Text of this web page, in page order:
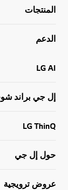
المنتجات
الدعم
LG AI
إل جي براند
LG ThinQ
حول إل جي
عروض ترويجية